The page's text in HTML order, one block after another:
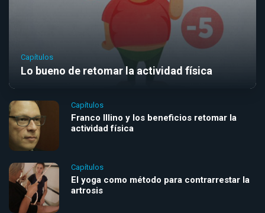
Capítulos
Lo bueno de retomar la actividad física
Capítulos
Franco Illino y los beneficios retomar la
actividad física
Capítulos
El yoga como método para contrarrestar la
artrosis